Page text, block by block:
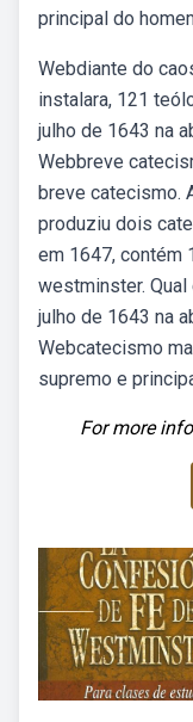
principal do
Webdiante do
instalara, 121
julho de 1643 na
Webbreve
breve catecismo.
produziu dois
em 1647, contém
westminster.
julho de 1643 na
Webcatecismo
supremo e
For more